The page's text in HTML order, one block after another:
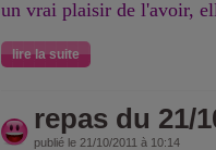
un vrai plaisir de l'avoir,
lire la suite
repas du 21/
publié le 21/10/2011 à 10:14